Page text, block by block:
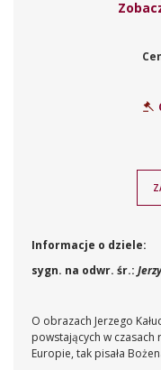
Informacje o dziele:
sygn. na odwr. śr.:
O obrazach Jerzego
powstających w czasach
Europie, tak pisała